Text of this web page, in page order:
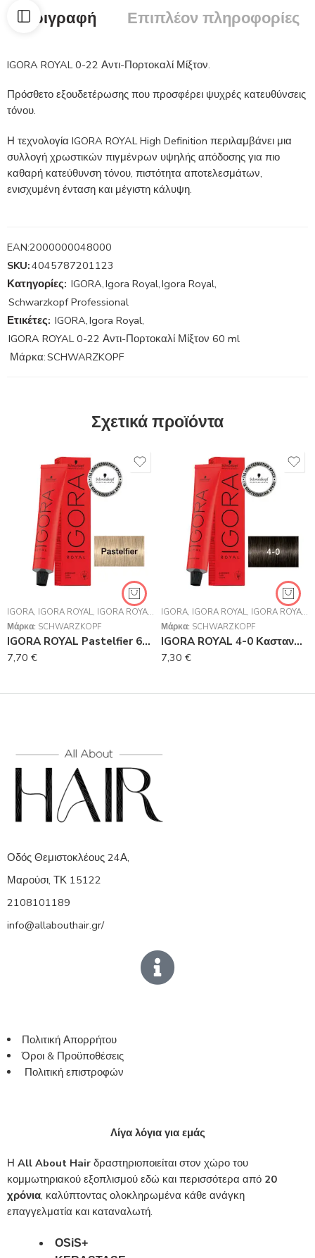
Περιγραφή Επιπλέον πληροφορίες
IGORA ROYAL 0-22 Αντι-Πορτοκαλί Μίξτον.
Πρόσθετο εξουδετέρωσης που προσφέρει ψυχρές κατευθύνσεις
τόνου.
Η τεχνολογία IGORA ROYAL High Definition περιλαμβάνει μια
συλλογή χρωστικών πιγμένρων υψηλής απόδοσης για πιο
καθαρή κατεύθυνση τόνου, πιστότητα αποτελεσμάτων,
ενισχυμένη ένταση και μέγιστη κάλυψη.
EAN:2000000048000
SKU:4045787201123
Κατηγορίες: IGORA,Igora Royal,Igora Royal,
Schwarzkopf Professional
Ετικέτες: IGORA,Igora Royal,
IGORA ROYAL 0-22 Αντι-Πορτοκαλί Μίξτον 60 ml
Μάρκα:SCHWARZKOPF
Σχετικά προϊόντα
IGORA, IGORA ROYAL, IGORA ROYAL ,
SCHWARZKOPF PROFESSIONAL
Μάρκα: SCHWARZKOPF
IGORA ROYAL Pastelfier 60 ml
7,70 €
IGORA, IGORA ROYAL, IGORA ROYAL ,
Μάρκα: SCHWARZKOPF
IGORA ROYAL 4-0 Καστανό Μεσαίο Φυσικό 60 ml
7,30 €
Οδός Θεμιστοκλέους 24Α,
Μαρούσι, ΤΚ 15122
2108101189
info@allabouthair.gr/
Πολιτική Απορρήτου
Όροι & Προϋποθέσεις
Πολιτική επιστροφών
Λίγα λόγια για εμάς
Η All About Hair δραστηριοποιείται στον χώρο του
κομμωτηριακού εξοπλισμού εδώ και περισσότερα από 20
χρόνια, καλύπτοντας ολοκληρωμένα κάθε ανάγκη
επαγγελματία και καταναλωτή.
OSiS+